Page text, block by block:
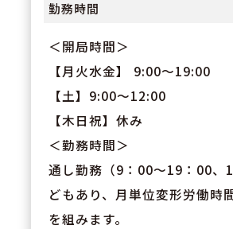
勤務時間
＜開局時間＞
【月火水金】 9:00～19:00
【土】9:00～12:00
【木日祝】休み
＜勤務時間＞
通し勤務（9：00～19：00、
どもあり、月単位変形労働時
を組みます。